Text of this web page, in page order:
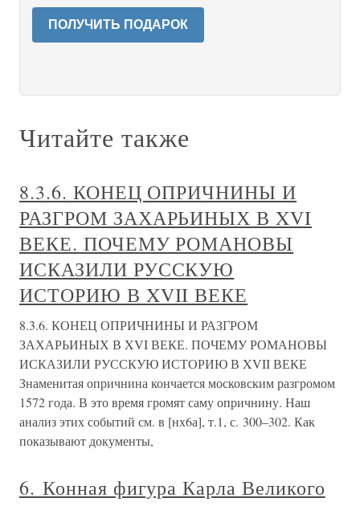
ПОЛУЧИТЬ ПОДАРОК
Читайте также
8.3.6. КОНЕЦ ОПРИЧНИНЫ И
РАЗГРОМ ЗАХАРЬИНЫХ В XVI
ВЕКЕ. ПОЧЕМУ РОМАНОВЫ
ИСКАЗИЛИ РУССКУЮ
ИСТОРИЮ В XVII ВЕКЕ
8.3.6. КОНЕЦ ОПРИЧНИНЫ И РАЗГРОМ
ЗАХАРЬИНЫХ В XVI ВЕКЕ. ПОЧЕМУ РОМАНОВЫ
ИСКАЗИЛИ РУССКУЮ ИСТОРИЮ В XVII ВЕКЕ
Знаменитая опричнина кончается московским разгромом
1572 года. В это время громят саму опричнину. Наш
анализ этих событий см. в [нх6а], т.1, с. 300–302. Как
показывают документы,
6. Конная фигура Карла Великого